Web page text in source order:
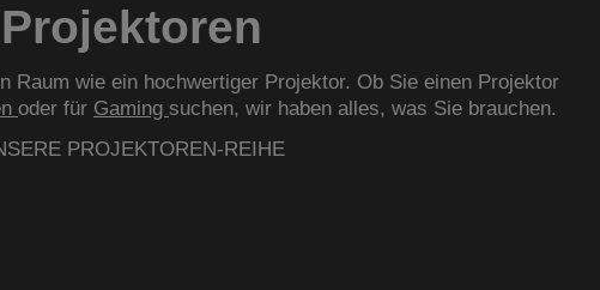
Projektoren
Raum wie ein hochwertiger Projektor. Ob Sie einen Projektor
oder für Gaming suchen, wir haben alles, was Sie brauchen.
PROJEKTOREN-REIHE